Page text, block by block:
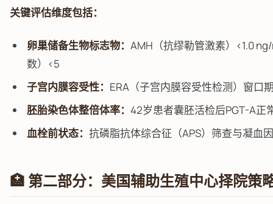
关键评估维度包括：
卵巢储备生物标志物： AMH（抗缪勒管激素）<1.0
数）<5
子宫内膜容受性： ERA（子宫内膜容受性检测）窗口
胚胎染色体整倍体率： 42岁患者囊胚活检后PGT-A正
血栓前状态： 抗磷脂抗体综合征（APS）筛查与凝血
🏥 第二部分：美国辅助生殖中心择院策